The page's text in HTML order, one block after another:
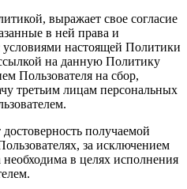
выражает свое согласие
в ней права и
условиями настоящей Политики
на данную Политику
Пользователя на сбор,
третьим лицам персональных
получаемой
за исключением
необходима в целях исполнения